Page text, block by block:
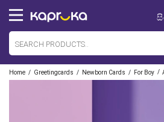
Home / Greetingcards / Newborn Cards / For Boy /